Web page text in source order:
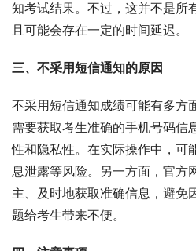
知考试结果。不过，这并不是所
且可能会存在一定的时间延迟。
三、不采用短信通知的原因
不采用短信通知成绩可能有多方
需要获取考生准确的手机号码信
性和隐私性。在实际操作中，可
息泄露等风险。另一方面，官方
主、及时地获取准确信息，避免
题给考生带来不便。